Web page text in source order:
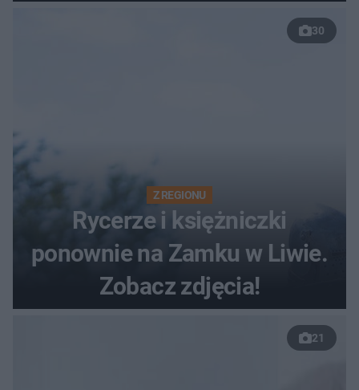
30
Z REGIONU
Rycerze i księżniczki
ponownie na Zamku w Liwie.
Zobacz zdjęcia!
21